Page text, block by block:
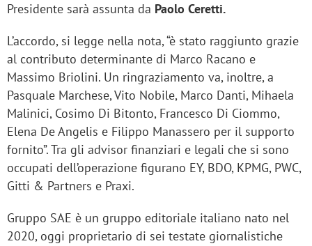
Presidente sarà assunta da Paolo Ceretti.
L’accordo, si legge nella nota, “è stato raggiunto grazie
al contributo determinante di Marco Racano e
Massimo Briolini. Un ringraziamento va, inoltre, a
Pasquale Marchese, Vito Nobile, Marco Danti, Mihaela
Malinici, Cosimo Di Bitonto, Francesco Di Ciommo,
Elena De Angelis e Filippo Manassero per il supporto
fornito”. Tra gli advisor finanziari e legali che si sono
occupati dell’operazione figurano EY, BDO, KPMG, PWC,
Gitti & Partners e Praxi.
Gruppo SAE è un gruppo editoriale italiano nato nel
2020, oggi proprietario di sei testate giornalistiche